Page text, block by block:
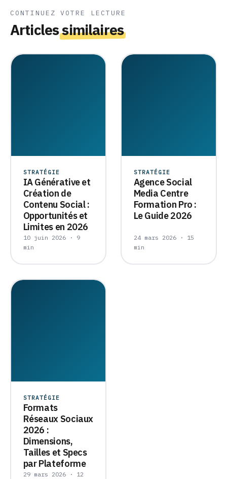
CONTINUEZ VOTRE LECTURE
Articlessimilaires
STRATÉGIE
IA Générative et
Création de
Contenu Social :
Opportunités et
Limites en 2026
10 juin 2026 · 9
min
STRATÉGIE
Agence Social
Media Centre
Formation Pro :
Le Guide 2026
24 mars 2026 · 15
min
STRATÉGIE
Formats
Réseaux Sociaux
2026 :
Dimensions,
Tailles et Specs
par Plateforme
29 mars 2026 · 12